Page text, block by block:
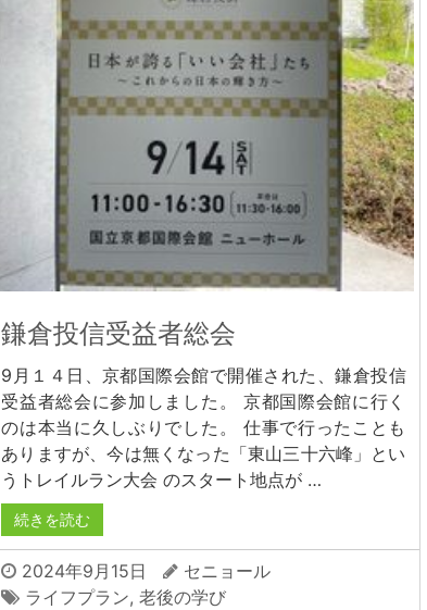
鎌倉投信受益者総会
9月１４日、京都国際会館で開催された、鎌倉投信
受益者総会に参加しました。 京都国際会館に行く
のは本当に久しぶりでした。 仕事で行ったことも
ありますが、今は無くなった「東山三十六峰」とい
うトレイルラン大会 のスタート地点が …
続きを読む
2024年9月15日
セニョール
ライフプラン,老後の学び